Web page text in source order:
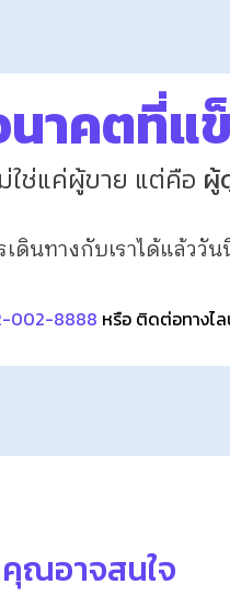
าคตที่แ
ใช่แค่ผู้ขาย แต่คือ ผู้
ดินทางกับเราได้แล้ววั
002-8888 หรือ ติดต่อทางไ
ณอาจสนใจ